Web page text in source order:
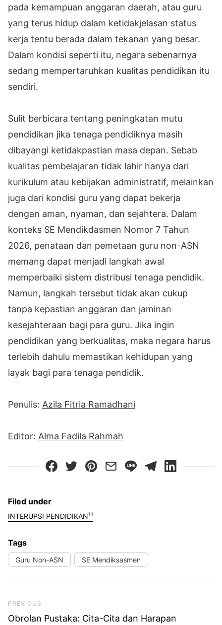
pada kemampuan anggaran daerah, atau guru
yang terus hidup dalam ketidakjelasan status
kerja tentu berada dalam tekanan yang besar.
Dalam kondisi seperti itu, negara sebenarnya
sedang mempertaruhkan kualitas pendidikan itu
sendiri.
Sulit berbicara tentang peningkatan mutu
pendidikan jika tenaga pendidiknya masih
dibayangi ketidakpastian masa depan. Sebab
kualitas pembelajaran tidak lahir hanya dari
kurikulum atau kebijakan administratif, melainkan
juga dari kondisi guru yang dapat bekerja
dengan aman, nyaman, dan sejahtera. Dalam
konteks SE Mendikdasmen Nomor 7 Tahun
2026, penataan dan pemetaan guru non-ASN
memang dapat menjadi langkah awal
memperbaiki sistem distribusi tenaga pendidik.
Namun, langkah tersebut tidak akan cukup
tanpa kepastian anggaran dan jaminan
kesejahteraan bagi para guru. Jika ingin
pendidikan yang berkualitas, maka negara harus
terlebih dahulu memastikan kehidupan yang
layak bagi para tenaga pendidik.
Penulis: Azila Fitria Ramadhani
Editor: Alma Fadila Rahmah
Filed under
INTERUPSI PENDIDIKAN11
Tags
Guru Non-ASN SE Mendiksasmen
Previous Post
PREVIOUS
Obrolan Pustaka: Cita-Cita dan Harapan